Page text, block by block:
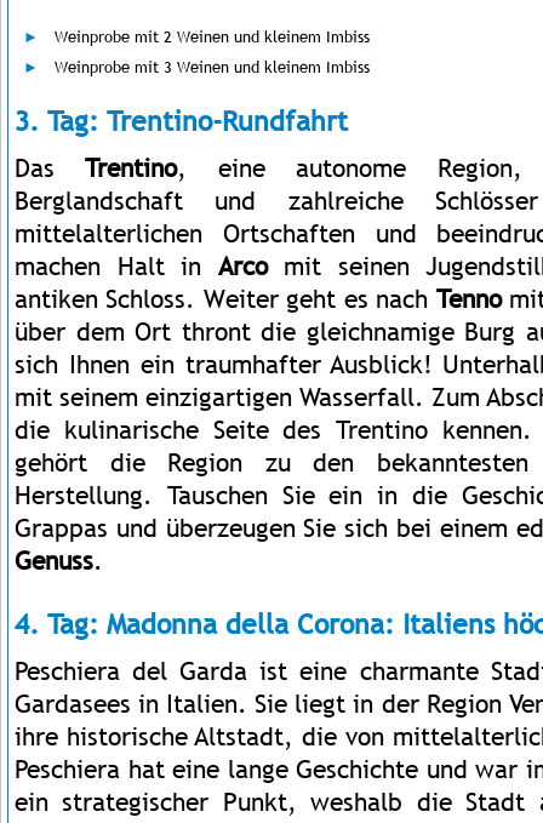
Weinprobe mit 2 Weinen und kleinem Imbiss
Weinprobe mit 3 Weinen und kleinem Imbiss
3. Tag: Trentino-Rundfahrt
DasTrentino, eine autonome Region,
Berglandschaft und zahlreiche
mittelalterlichen Ortschaften und
machen Halt in Arcomit seinen
antiken Schloss. Weiter geht es nach Tennomit
über dem Ort thront die gleichnamige Burg
sich Ihnen ein traumhafter Ausblick!
mit seinem einzigartigen Wasserfall. Zum
die kulinarische Seite des Trentino
gehört die Region zu den
Herstellung. Tauschen Sie ein in die
Grappas und überzeugen Sie sich bei einem
Genuss.
4. Tag: Madonna della Corona: Italiens
Peschiera del Garda ist eine charmante
Gardasees in Italien. Sie liegt in der Region
ihre historische Altstadt, die von
Peschiera hat eine lange Geschichte und war
ein strategischer Punkt, weshalb die Stadt